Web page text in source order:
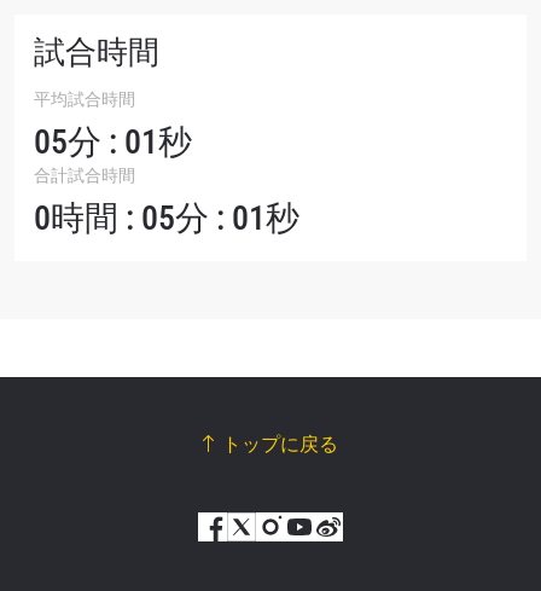
試合時間
平均試合時間
05分 : 01秒
合計試合時間
0時間 : 05分 : 01秒
トップに戻る